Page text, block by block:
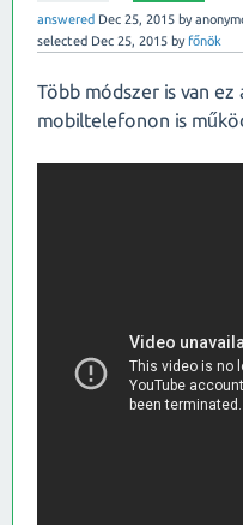
answered Dec 25, 2015 by
selected Dec 25, 2015 byfőnök
Több módszer is van
mobiltelefonon is